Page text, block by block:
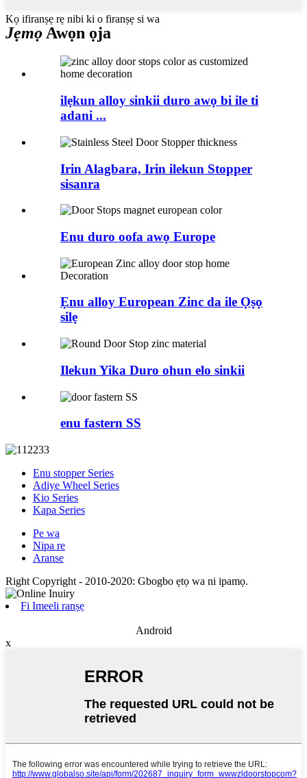
Kọ ifiranṣẹ rẹ nibi ki o firanṣẹ si wa
Jẹmọ Awọn ọja
ilẹkun alloy sinkii duro awọ bi ile ti
adani ...
Irin Alagbara, Irin ilekun Stopper
sisanra
Enu duro oofa awọ Europe
Ẹnu alloy European Zinc da ile Ọṣọ
silẹ
Ilekun Yika Duro ohun elo sinkii
enu fastern SS
Enu stopper Series
Adiye Wheel Series
Kio Series
Kapa Series
Pe wa
Nipa re
Aranse
Right Copyright - 2010-2020: Gbogbo ẹtọ wa ni ipamọ.
Fi Imeeli ranṣẹ
Android
x